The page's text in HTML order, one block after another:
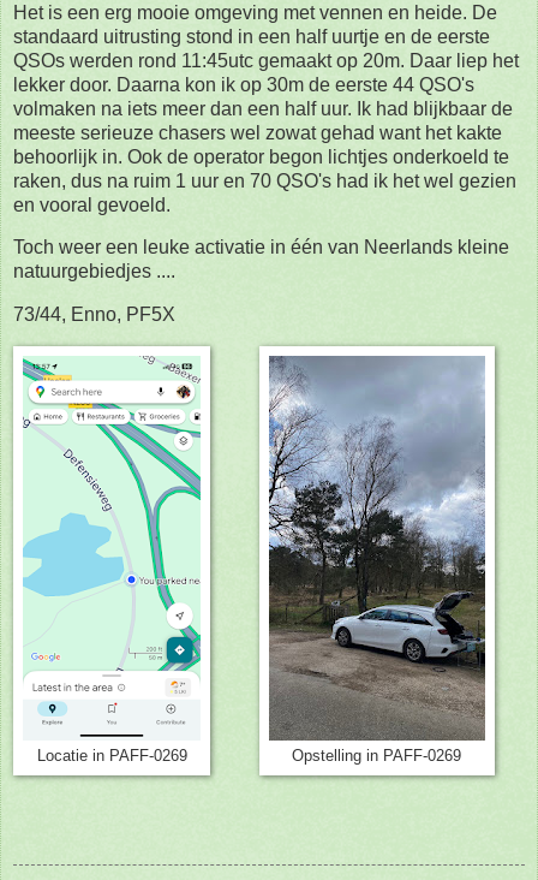
Het is een erg mooie omgeving met vennen en heide. De
standaard uitrusting stond in een half uurtje en de eerste
QSOs werden rond 11:45utc gemaakt op 20m. Daar liep het
lekker door. Daarna kon ik op 30m de eerste 44 QSO's
volmaken na iets meer dan een half uur. Ik had blijkbaar de
meeste serieuze chasers wel zowat gehad want het kakte
behoorlijk in. Ook de operator begon lichtjes onderkoeld te
raken, dus na ruim 1 uur en 70 QSO's had ik het wel gezien
en vooral gevoeld.
Toch weer een leuke activatie in één van Neerlands kleine
natuurgebiedjes ....
73/44, Enno, PF5X
Locatie in PAFF-0269 Opstelling in PAFF-0269